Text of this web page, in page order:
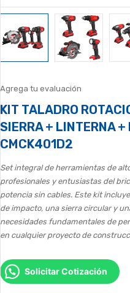
Agrega tu evaluación
KIT TALADRO
SIERRA + LINTERNA
CMCK401D2
Set integral de herramientas de
profesionales y entusiastas del
potencia sin cables. Este kit
de impacto, una sierra circular y
necesidades fundamentales de
en cualquier proyecto de
Solicitar Cotización